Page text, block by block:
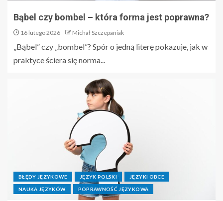
Bąbel czy bombel – która forma jest poprawna?
16 lutego 2026 Michał Szczepaniak
„Bąbel” czy „bombel”? Spór o jedną literę pokazuje, jak w
praktyce ściera się norma...
BŁĘDY JĘZYKOWE JĘZYK POLSKI JĘZYKI OBCE
NAUKA JĘZYKÓW POPRAWNOŚĆ JĘZYKOWA